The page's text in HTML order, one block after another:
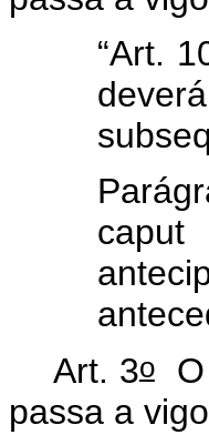
“Art.
caput
Art. 3oO
passa a